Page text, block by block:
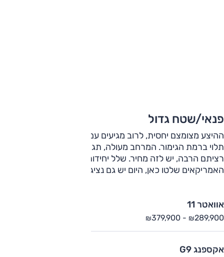
פנאי/שטח גדול
ההיצע מצומצם יחסית, לרוב מגיעים עם שישה או שבעה מושבים,
תלוי ברמת הגימור. המרחב מעולה, תג המחיר פחות. אין מנוס,
רציתם הרבה, יש לזה מחיר. שלל יחידות כוח והנעה, בעבר
האמריקאים שלטו כאן, היום יש גם נציגים מאסיה
אוואטר 11
₪289,900
-
₪379,900
אקספנג G9